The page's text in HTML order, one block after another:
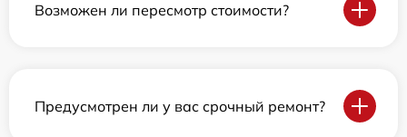
Возможен ли пересмотр стоимости?
Предусмотрен ли у вас срочный ремонт?